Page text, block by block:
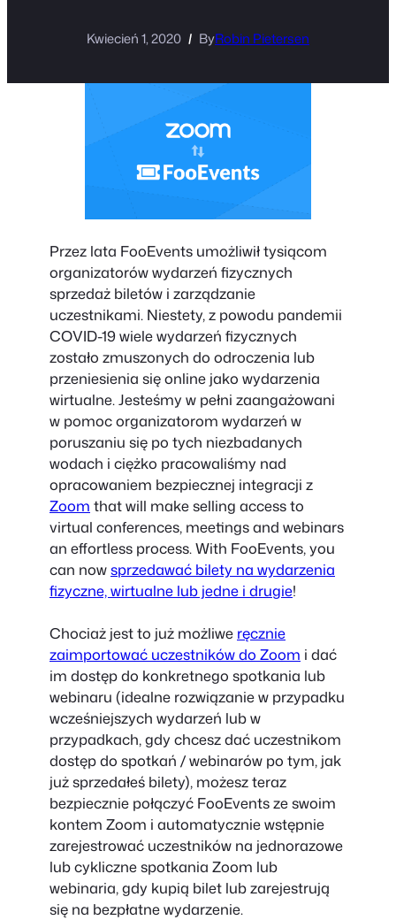
Kwiecień 1, 2020 ByRobin Pietersen
Przez lata FooEvents umożliwił tysiącom
organizatorów wydarzeń fizycznych
sprzedaż biletów i zarządzanie
uczestnikami. Niestety, z powodu pandemii
COVID-19 wiele wydarzeń fizycznych
zostało zmuszonych do odroczenia lub
przeniesienia się online jako wydarzenia
wirtualne. Jesteśmy w pełni zaangażowani
w pomoc organizatorom wydarzeń w
poruszaniu się po tych niezbadanych
wodach i ciężko pracowaliśmy nad
opracowaniem bezpiecznej integracji z
Zoom that will make selling access to
virtual conferences, meetings and webinars
an effortless process. With FooEvents, you
can nowsprzedawać bilety na wydarzenia
fizyczne, wirtualne lub jedne i drugie!
Chociaż jest to już możliwe ręcznie
zaimportować uczestników do Zoom i dać
im dostęp do konkretnego spotkania lub
webinaru (idealne rozwiązanie w przypadku
wcześniejszych wydarzeń lub w
przypadkach, gdy chcesz dać uczestnikom
dostęp do spotkań / webinarów po tym, jak
już sprzedałeś bilety), możesz teraz
bezpiecznie połączyć FooEvents ze swoim
kontem Zoom i automatycznie wstępnie
zarejestrować uczestników na jednorazowe
lub cykliczne spotkania Zoom lub
webinaria, gdy kupią bilet lub zarejestrują
się na bezpłatne wydarzenie.